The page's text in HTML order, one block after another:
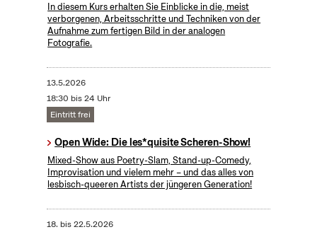
In diesem Kurs erhalten Sie Einblicke in die, meist
verborgenen, Arbeitsschritte und Techniken von der
Aufnahme zum fertigen Bild in der analogen
Fotografie.
13.5.2026
18:30 bis 24 Uhr
Eintritt frei
Open Wide: Die les*quisite Scheren-Show!
Mixed-Show aus Poetry-Slam, Stand-up-Comedy,
Improvisation und vielem mehr – und das alles von
lesbisch-queeren Artists der jüngeren Generation!
18. bis22.5.2026